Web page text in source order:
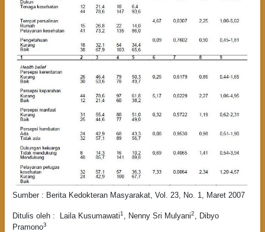
Sumber : Berita Kedokteran Masyarakat, Vol. 23, No. 1, Maret 2007
Ditulis oleh : Laila Kusumawati1 , Nenny Sri Mulyani2
, Dibyo
Pramono3